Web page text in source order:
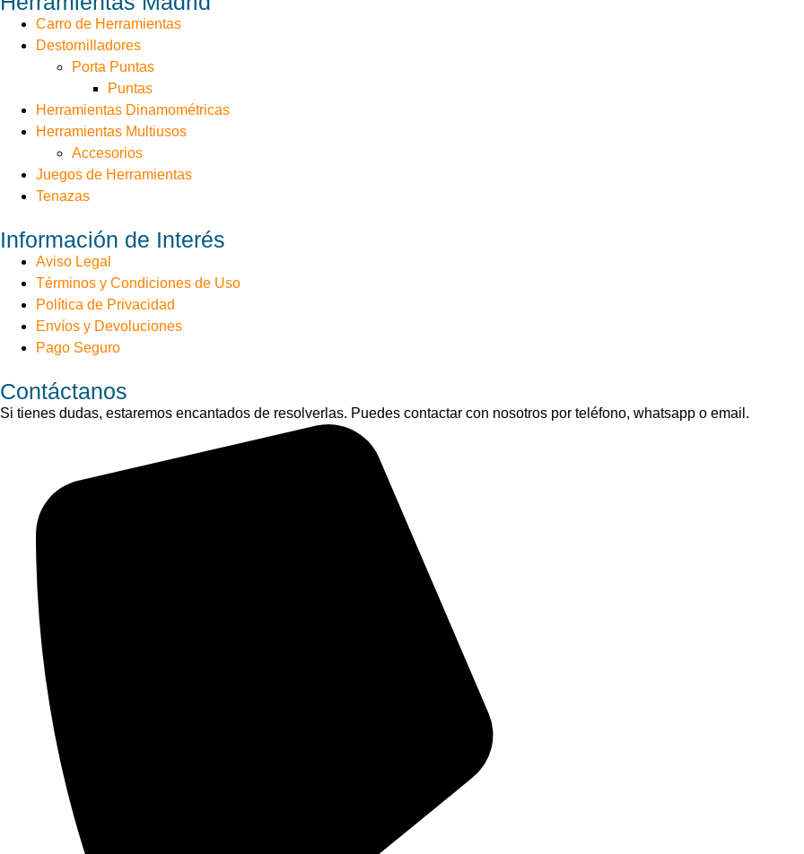
Carro de Herramientas
Destornilladores
Porta Puntas
Puntas
Herramientas Dinamométricas
Herramientas Multiusos
Accesorios
Juegos de Herramientas
Tenazas
Información de Interés
Aviso Legal
Términos y Condiciones de Uso
Política de Privacidad
Envíos y Devoluciones
Pago Seguro
Contáctanos
Si tienes dudas, estaremos encantados de resolverlas. Puedes contactar con nosotros por teléfono, whatsapp o email.